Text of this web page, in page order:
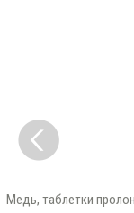
Медь, таблетки